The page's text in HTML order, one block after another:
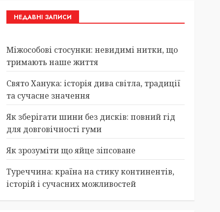
НЕДАВНІ ЗАПИСИ
Міжособові стосунки: невидимі нитки, що
тримають наше життя
Свято Ханука: історія дива світла, традиції
та сучасне значення
Як зберігати шини без дисків: повний гід
для довговічності гуми
Як зрозуміти що яйце зіпсоване
Туреччина: країна на стику континентів,
історій і сучасних можливостей